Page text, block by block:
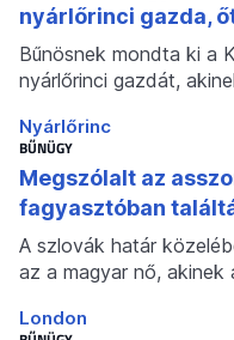
nyárlőrinci gazda,
Bűnösnek mondta ki a
nyárlőrinci gazdát,
Nyárlőrinc
BŰNÜGY
Megszólalt az
fagyasztóban
A szlovák határ
az a magyar nő,
London